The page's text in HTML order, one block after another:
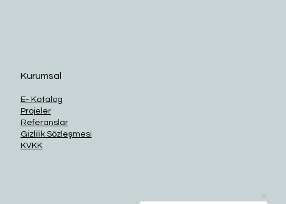
Kurumsal
E- Katalog
Projeler
Referanslar
Gizlilik Sözleşmesi
KVKK